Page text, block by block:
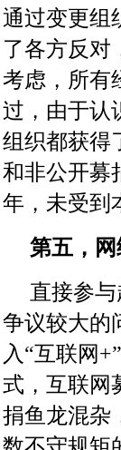
通过变更组
了各方反对
考虑，所有
过，由于认
组织都获得
和非公开募
年，未受到
第五，网
直接参
争议较大的
入“互联网
式，互联网
捐鱼龙混杂